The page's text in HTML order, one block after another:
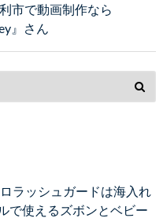
市で動画制作なら
』さん
ラッシュガードは海入れ
で使えるズボンとベビー